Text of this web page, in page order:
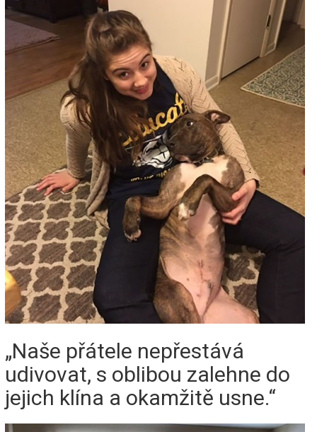
„Naše přátele nepřestává
udivovat, s oblibou zalehne do
jejich klína a okamžitě usne.“